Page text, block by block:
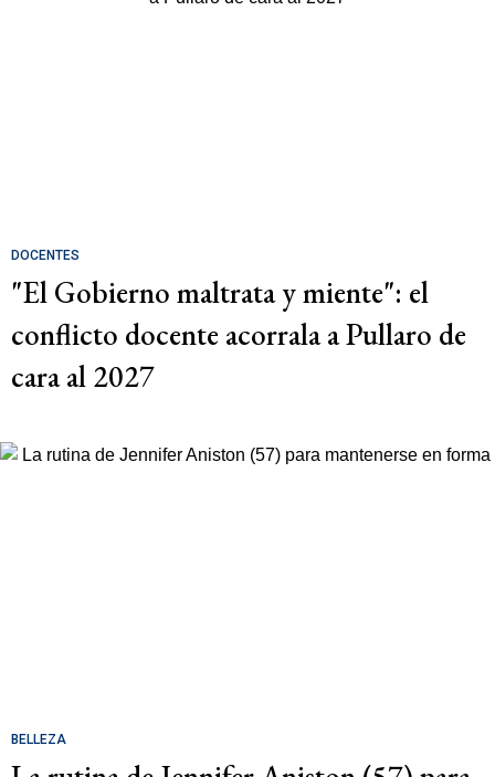
DOCENTES
"El Gobierno maltrata y miente": el
conflicto docente acorrala a Pullaro de
cara al 2027
BELLEZA